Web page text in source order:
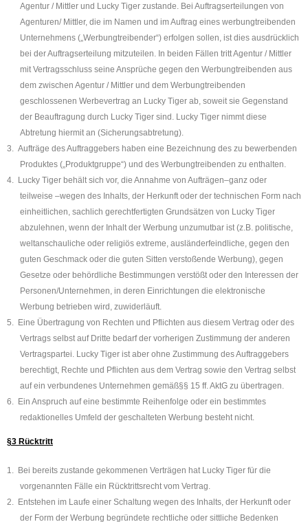
Agentur / Mittler und Lucky Tiger zustande. Bei Auftragserteilungen von
Agenturen/ Mittler, die im Namen und im Auftrag eines werbungtreibenden
Unternehmens („Werbungtreibender“) erfolgen sollen, ist dies ausdrücklich
bei der Auftragserteilung mitzuteilen. In beiden Fällen tritt Agentur / Mittler
mit Vertragsschluss seine Ansprüche gegen den Werbungtreibenden aus
dem zwischen Agentur / Mittler und dem Werbungtreibenden
geschlossenen Werbevertrag an Lucky Tiger ab, soweit sie Gegenstand
der Beauftragung durch Lucky Tiger sind. Lucky Tiger nimmt diese
Abtretung hiermit an (Sicherungsabtretung).
3.
Aufträge des Auftraggebers haben eine Bezeichnung des zu bewerbenden
Produktes („Produktgruppe“) und des Werbungtreibenden zu enthalten.
4.
Lucky Tiger behält sich vor, die Annahme von Aufträgen–ganz oder
teilweise –wegen des Inhalts, der Herkunft oder der technischen Form nach
einheitlichen, sachlich gerechtfertigten Grundsätzen von Lucky Tiger
abzulehnen, wenn der Inhalt der Werbung unzumutbar ist (z.B. politische,
weltanschauliche oder religiös extreme, ausländerfeindliche, gegen den
guten Geschmack oder die guten Sitten verstoßende Werbung), gegen
Gesetze oder behördliche Bestimmungen verstößt oder den Interessen der
Personen/Unternehmen, in deren Einrichtungen die elektronische
Werbung betrieben wird, zuwiderläuft.
5.
Eine Übertragung von Rechten und Pflichten aus diesem Vertrag oder des
Vertrags selbst auf Dritte bedarf der vorherigen Zustimmung der anderen
Vertragspartei. Lucky Tiger ist aber ohne Zustimmung des Auftraggebers
berechtigt, Rechte und Pflichten aus dem Vertrag sowie den Vertrag selbst
auf ein verbundenes Unternehmen gemäß§§ 15 ff. AktG zu übertragen.
6.
Ein Anspruch auf eine bestimmte Reihenfolge oder ein bestimmtes
redaktionelles Umfeld der geschalteten Werbung besteht nicht.
§3 Rücktritt
1.
Bei bereits zustande gekommenen Verträgen hat Lucky Tiger für die
vorgenannten Fälle ein Rücktrittsrecht vom Vertrag.
2.
Entstehen im Laufe einer Schaltung wegen des Inhalts, der Herkunft oder
der Form der Werbung begründete rechtliche oder sittliche Bedenken